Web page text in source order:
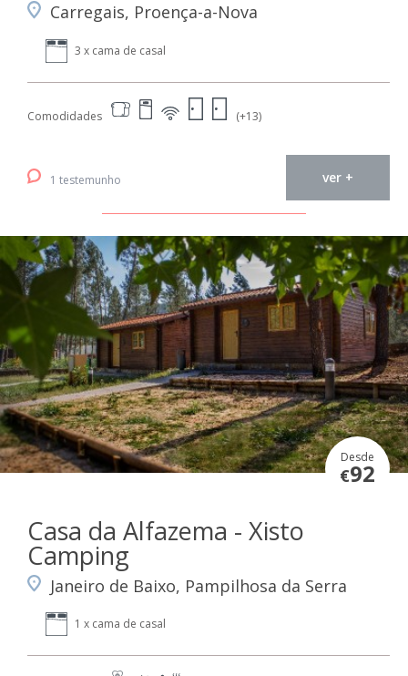
Carregais, Proença-a-Nova
3 x cama de casal
Comodidades (+13)
1 testemunho ver +
Desde
€92
Casa da Alfazema - Xisto
Camping
Janeiro de Baixo, Pampilhosa da Serra
1 x cama de casal